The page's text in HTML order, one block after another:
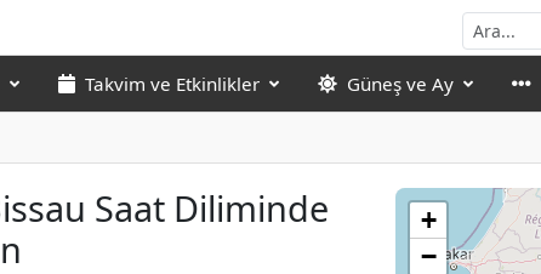
Takvim ve Etkinlikler Güneş ve Ay
Saat Diliminde
+
−